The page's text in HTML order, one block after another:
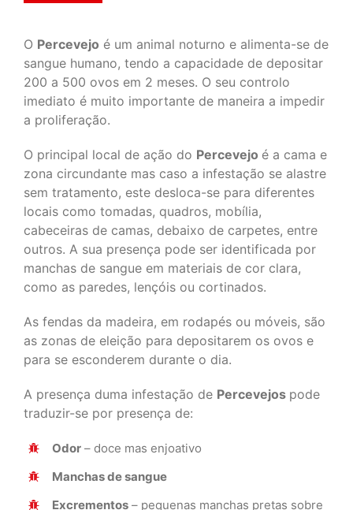
O Percevejo é um animal noturno e alimenta-se de
sangue humano, tendo a capacidade de depositar
200 a 500 ovos em 2 meses. O seu controlo
imediato é muito importante de maneira a impedir
a proliferação.
O principal local de ação do Percevejo é a cama e
zona circundante mas caso a infestação se alastre
sem tratamento, este desloca-se para diferentes
locais como tomadas, quadros, mobília,
cabeceiras de camas, debaixo de carpetes, entre
outros. A sua presença pode ser identificada por
manchas de sangue em materiais de cor clara,
como as paredes, lençóis ou cortinados.
As fendas da madeira, em rodapés ou móveis, são
as zonas de eleição para depositarem os ovos e
para se esconderem durante o dia.
A presença duma infestação de Percevejos pode
traduzir-se por presença de:
Odor – doce mas enjoativo
Manchas de sangue
Excrementos – pequenas manchas pretas sobre